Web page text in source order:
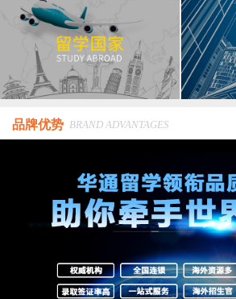
品牌优势 BRAND ADVANTAGES